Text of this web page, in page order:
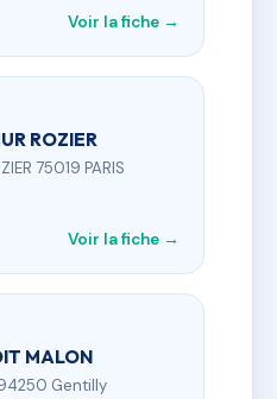
Voir la fiche →
ROZIER
75019 PARIS
Voir la fiche →
MALON
Gentilly